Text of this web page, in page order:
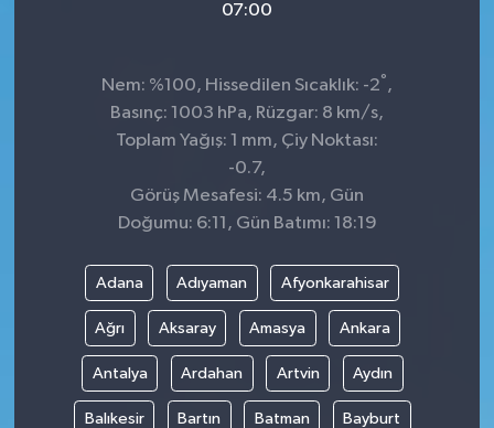
07:00
Nem: %100, Hissedilen Sıcaklık: -2° ,
Basınç: 1003 hPa, Rüzgar: 8 km/s,
Toplam Yağış: 1 mm, Çiy Noktası:
-0.7,
Görüş Mesafesi: 4.5 km, Gün
Doğumu: 6:11, Gün Batımı: 18:19
Adana Adıyaman Afyonkarahisar
Ağrı Aksaray Amasya Ankara
Antalya Ardahan Artvin Aydın
Balıkesir Bartın Batman Bayburt